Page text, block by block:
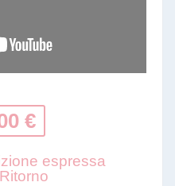
€
espressa